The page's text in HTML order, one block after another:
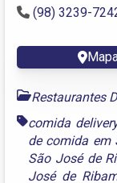
(98) 3239-
Restaurantes
comida
de comida em
São José de
José de